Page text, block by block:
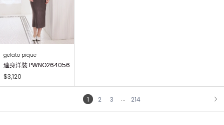
gelato pique
連身洋裝 PWNO264056
$3,120
1 2 3 ...
214